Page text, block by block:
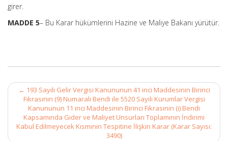
girer.
MADDE 5– Bu Karar hükümlerini Hazine ve Maliye Bakanı yürütür.
Post
navigation
← 193 Sayılı Gelir Vergisi Kanununun 41 inci Maddesinin Birinci
Fıkrasının (9) Numaralı Bendi ile 5520 Sayılı Kurumlar Vergisi
Kanununun 11 inci Maddesinin Birinci Fıkrasının (i) Bendi
Kapsamında Gider ve Maliyet Unsurları Toplamının İndirimi
Kabul Edilmeyecek Kısmının Tespitine İlişkin Karar (Karar Sayısı:
3490)